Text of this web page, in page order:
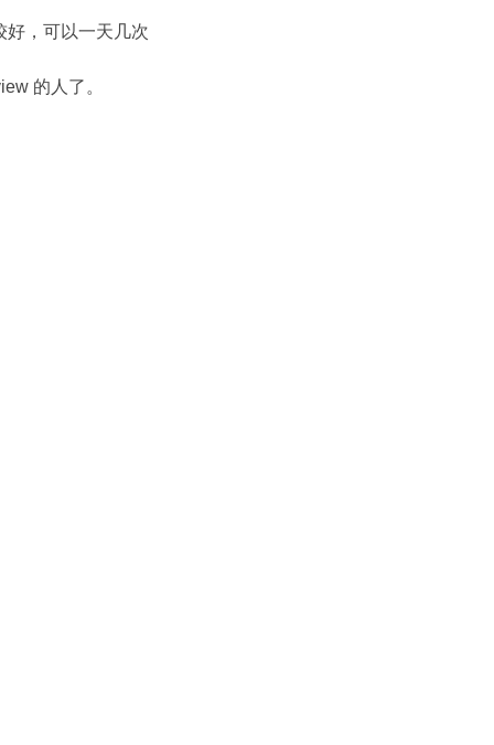
好，可以一天几次
的人了。